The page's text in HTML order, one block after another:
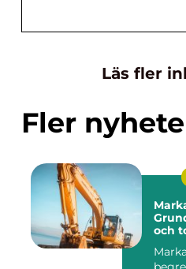
Läs fler
Fler
och